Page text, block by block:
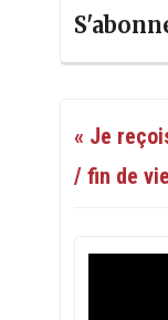
« Je
/ fin de